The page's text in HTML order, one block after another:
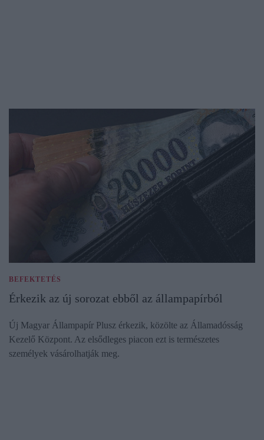
BEFEKTETÉS
Érkezik az új sorozat ebből az állampapírból
Új Magyar Állampapír Plusz érkezik, közölte az Államadósság
Kezelő Központ. Az elsődleges piacon ezt is természetes
személyek vásárolhatják meg.